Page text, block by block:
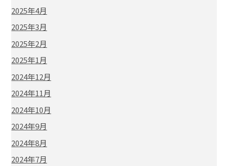
2025年4月
2025年3月
2025年2月
2025年1月
2024年12月
2024年11月
2024年10月
2024年9月
2024年8月
2024年7月